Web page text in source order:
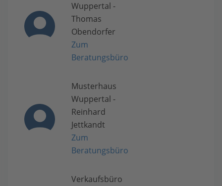
Wuppertal -
Thomas
Obendorfer
Zum
Beratungsbüro
Musterhaus
Wuppertal -
Reinhard
Jettkandt
Zum
Beratungsbüro
Verkaufsbüro